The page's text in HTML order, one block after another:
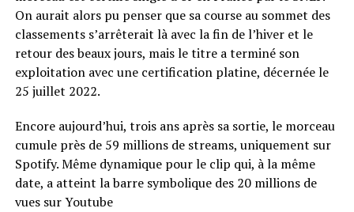
On aurait alors pu penser que sa course au sommet des
classements s’arrêterait là avec la fin de l’hiver et le
retour des beaux jours, mais le titre a terminé son
exploitation avec une certification platine, décernée le
25 juillet 2022.
Encore aujourd’hui, trois ans après sa sortie, le morceau
cumule près de 59 millions de streams, uniquement sur
Spotify. Même dynamique pour le clip qui, à la même
date, a atteint la barre symbolique des 20 millions de
vues sur Youtube